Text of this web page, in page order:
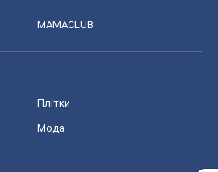
MAMACLUB
Плітки
Мода